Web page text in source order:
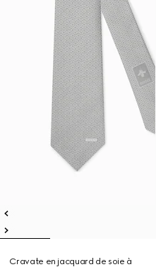
Cravate en jacquard de soie à